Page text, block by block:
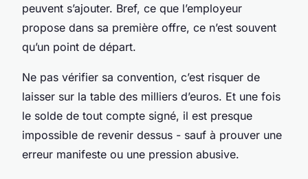
peuvent s’ajouter. Bref, ce que l’employeur
propose dans sa première offre, ce n’est souvent
qu’un point de départ.
Ne pas vérifier sa convention, c’est risquer de
laisser sur la table des milliers d’euros. Et une fois
le solde de tout compte signé, il est presque
impossible de revenir dessus - sauf à prouver une
erreur manifeste ou une pression abusive.